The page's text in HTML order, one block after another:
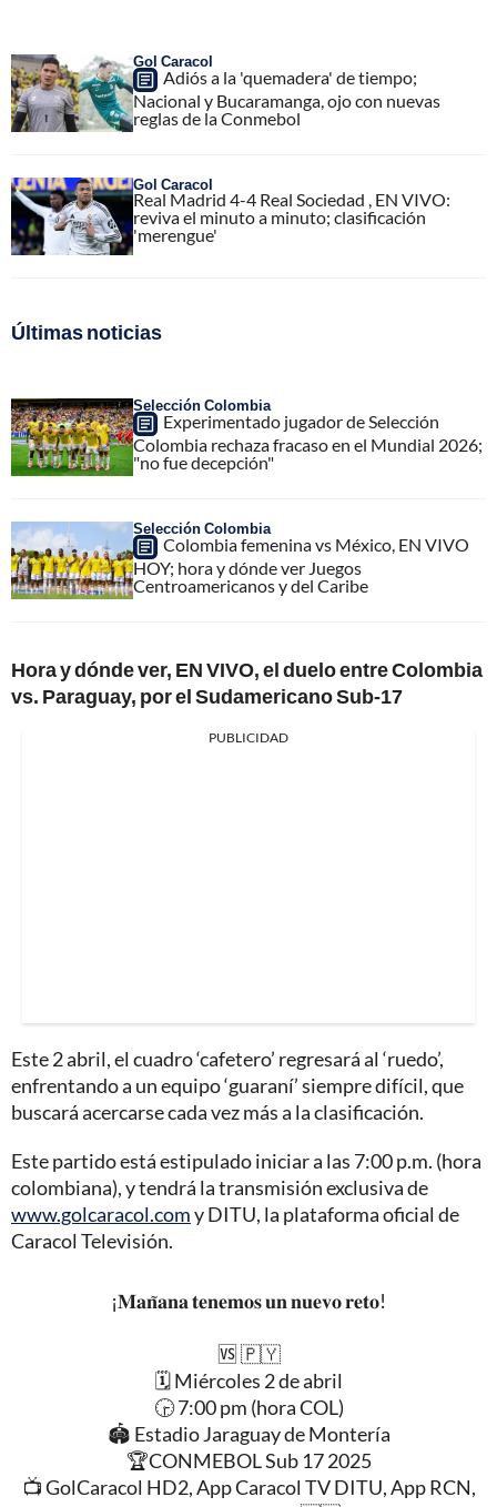
Gol Caracol
Adiós a la 'quemadera' de tiempo;
Nacional y Bucaramanga, ojo con nuevas
reglas de la Conmebol
Gol Caracol
Real Madrid 4-4 Real Sociedad , EN VIVO:
reviva el minuto a minuto; clasificación
'merengue'
Últimas noticias
Selección Colombia
Experimentado jugador de Selección
Colombia rechaza fracaso en el Mundial 2026;
"no fue decepción"
Selección Colombia
Colombia femenina vs México, EN VIVO
HOY; hora y dónde ver Juegos
Centroamericanos y del Caribe
Hora y dónde ver, EN VIVO, el duelo entre Colombia
vs. Paraguay, por el Sudamericano Sub-17
PUBLICIDAD
Este 2 abril, el cuadro ‘cafetero’ regresará al ‘ruedo’,
enfrentando a un equipo ‘guaraní’ siempre difícil, que
buscará acercarse cada vez más a la clasificación.
Este partido está estipulado iniciar a las 7:00 p.m. (hora
colombiana), y tendrá la transmisión exclusiva de
www.golcaracol.comy DITU, la plataforma oficial de
Caracol Televisión.
¡𝐌𝐚𝐧̃𝐚𝐧𝐚 𝐭𝐞𝐧𝐞𝐦𝐨𝐬 𝐮𝐧 𝐧𝐮𝐞𝐯𝐨 𝐫𝐞𝐭𝐨!
🆚 🇵🇾
🗓 Miércoles 2 de abril
🕞 7:00 pm (hora COL)
🏟 Estadio Jaraguay de Montería
🏆CONMEBOL Sub 17 2025
📺 GolCaracol HD2, App Caracol TV DITU, App RCN,